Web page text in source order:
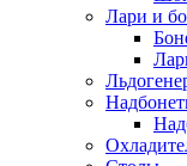
Лари и